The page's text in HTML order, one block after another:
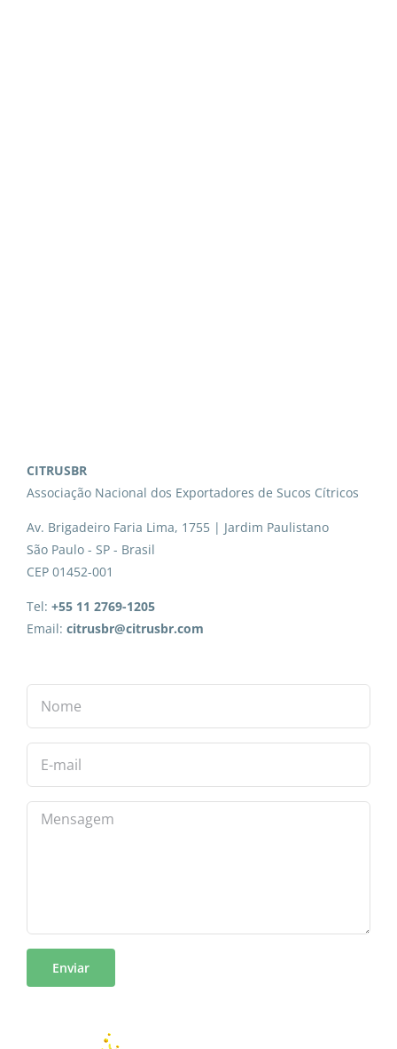
CITRUSBR
Associação Nacional dos Exportadores de Sucos Cítricos
Av. Brigadeiro Faria Lima, 1755 | Jardim Paulistano
São Paulo - SP - Brasil
CEP 01452-001
Tel: +55 11 2769-1205
Email: citrusbr@citrusbr.com